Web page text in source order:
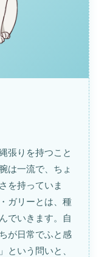
張りを持つこと
は一流で、ちょ
を持っていま
ガリーとは、種
でいきます。自
が日常でふと感
という問いと、